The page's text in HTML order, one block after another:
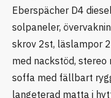
Eberspächer D4
solpaneler,
skrov 2st, läslampor
med nackstöd,
soffa med fällbart
langeterad matta i